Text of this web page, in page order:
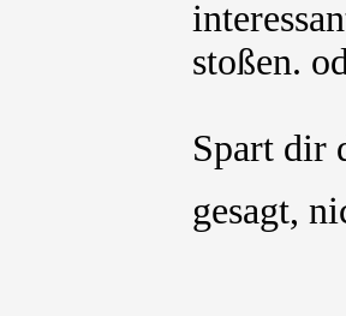
stoßen.
Spart dir
gesagt,